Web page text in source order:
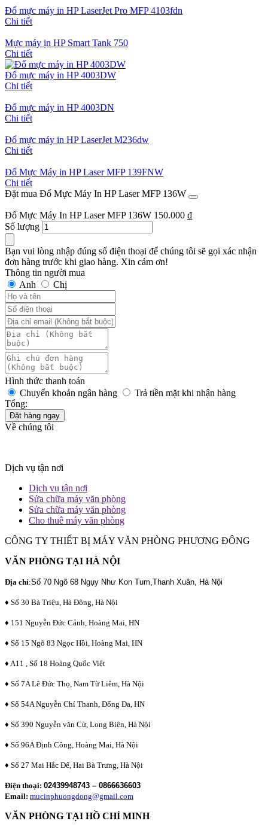
Đổ mực máy in HP LaserJet Pro MFP 4103fdn
Chi tiết
Mực máy ịn HP Smart Tank 750
Chi tiết
Đổ mực máy in HP 4003DW
Chi tiết
Đổ mực máy in HP 4003DN
Chi tiết
Đổ mực máy in HP LaserJet M236dw
Chi tiết
Đổ Mực Máy in HP Laser MFP 139FNW
Chi tiết
Đặt mua Đổ Mực Máy In HP Laser MFP 136W
Đổ Mực Máy In HP Laser MFP 136W 150.000 ₫
Số lượng
Bạn vui lòng nhập đúng số điện thoại để chúng tôi sẽ gọi xác nhận
đơn hàng trước khi giao hàng. Xin cảm ơn!
Thông tin người mua
Anh
Chị
Hình thức thanh toán
Chuyển khoản ngân hàng
Trả tiền mặt khi nhận hàng
Tổng:
Đặt hàng ngay
Về chúng tôi
Dịch vụ tận nơi
Dịch vụ tận nơi
Sửa chữa máy văn phòng
Sửa chữa máy văn phòng
Cho thuê máy văn phòng
CÔNG TY THIẾT BỊ MÁY VĂN PHÒNG PHƯƠNG ĐÔNG
VĂN PHÒNG TẠI HÀ NỘI
Địa chỉ:Số 70 Ngõ 68 Ngụy Như Kon Tum,Thanh Xuân, Hà Nội
♦ Số 30 Bà Triệu, Hà Đông, Hà Nội
♦ 151 Nguyễn Đức Cảnh, Hoàng Mai, HN
♦ Số 15 Ngõ 83 Ngọc Hồi, Hoàng Mai, HN
♦ A11 , Số 18 Hoàng Quốc Việt
♦ Số 7A Lê Đức Thọ, Nam Từ Liêm, Hà Nội
♦ Số 54A Nguyễn Chí Thanh, Đống Đa, HN
♦ Số 390 Nguyễn văn Cừ, Long Biên, Hà Nội
♦ Số 96A Định Công, Hoàng Mai, Hà Nội
♦ Số 27 Mai Hắc Đế, Hai Bà Trưng, Hà Nội
Điện thoại: 02439948743 – 0866636603
Email: mucinphuongdong@gmail.com
VĂN PHÒNG TẠI HỒ CHÍ MINH